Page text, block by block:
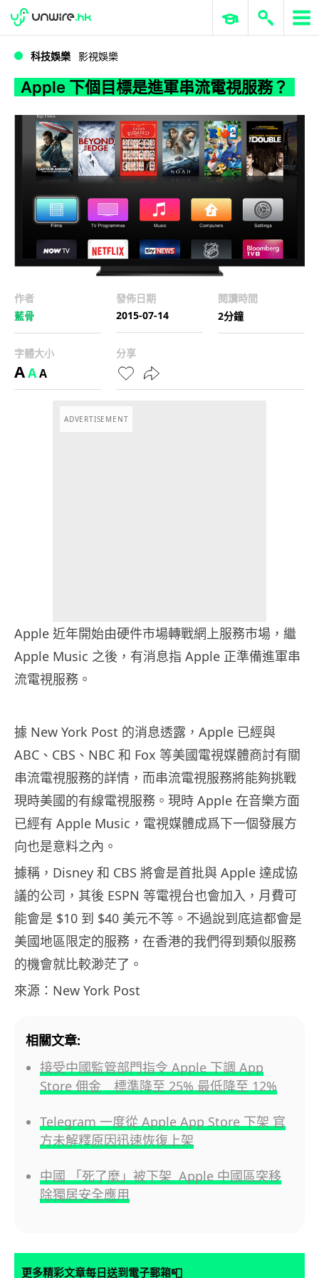
Apple 下個目標是進軍串流電視服務？
WWDC 2026 ERP 與商業 AI
科技娛樂 影視娛樂
Apple 下個目標是進軍串流電視服務？
作者
藍骨
發佈日期
2015-07-14
閱讀時間
2分鐘
字體大小
AAA
分享
ADVERTISEMENT
Apple 近年開始由硬件市場轉戰網上服務市場，繼
Apple Music 之後，有消息指 Apple 正準備進軍串
流電視服務。
據 New York Post 的消息透露，Apple 已經與
ABC、CBS、NBC 和 Fox 等美國電視媒體商討有關
串流電視服務的詳情，而串流電視服務將能夠挑戰
現時美國的有線電視服務。現時 Apple 在音樂方面
已經有 Apple Music，電視媒體成爲下一個發展方
向也是意料之內。
據稱，Disney 和 CBS 將會是首批與 Apple 達成協
議的公司，其後 ESPN 等電視台也會加入，月費可
能會是 $10 到 $40 美元不等。不過說到底這都會是
美國地區限定的服務，在香港的我們得到類似服務
的機會就比較渺茫了。
來源：New York Post
相關文章:
接受中國監管部門指令 Apple 下調 App
Store 佣金 標準降至 25% 最低降至 12%
Telegram 一度從 Apple App Store 下架 官
方未解釋原因迅速恢復上架
中國 「死了麼」被下架 Apple 中國區突移
除獨居安全應用
更多精彩文章每日送到電子郵箱📮